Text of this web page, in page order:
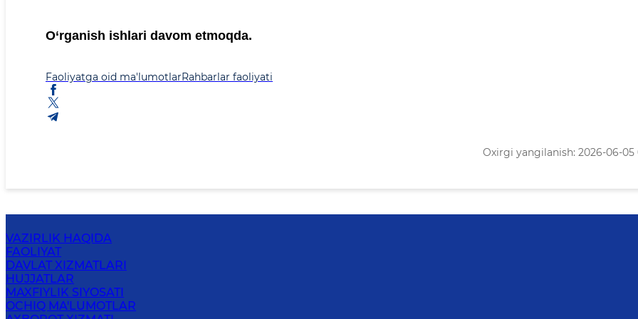
O‘rganish ishlari davom etmoqda.
Faoliyatga oid ma'lumotlarRahbarlar faoliyati
Oxirgi yangilanish: 2026-06-05
VAZIRLIK HAQIDA
FAOLIYAT
DAVLAT XIZMATLARI
HUJJATLAR
MAXFIYLIK SIYOSATI
OCHIQ MA'LUMOTLAR